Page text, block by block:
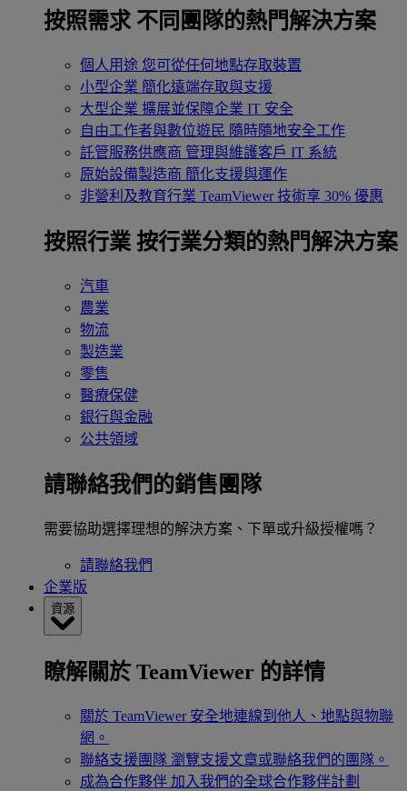
按照需求 不同團隊的熱門解決方案
個人用途 您可從任何地點存取裝置
小型企業 簡化遠端存取與支援
大型企業 擴展並保障企業 IT 安全
自由工作者與數位遊民 隨時隨地安全工作
託管服務供應商 管理與維護客戶 IT 系統
原始設備製造商 簡化支援與運作
非營利及教育行業 TeamViewer 技術享 30% 優惠
按照行業 按行業分類的熱門解決方案
汽車
農業
物流
製造業
零售
醫療保健
銀行與金融
公共領域
請聯絡我們的銷售團隊
需要協助選擇理想的解決方案、下單或升級授權嗎？
請聯絡我們
企業版
資源
瞭解關於 TeamViewer 的詳情
關於 TeamViewer 安全地連線到他人、地點與物聯
網。
聯絡支援團隊 瀏覽支援文章或聯絡我們的團隊。
成為合作夥伴 加入我們的全球合作夥伴計劃